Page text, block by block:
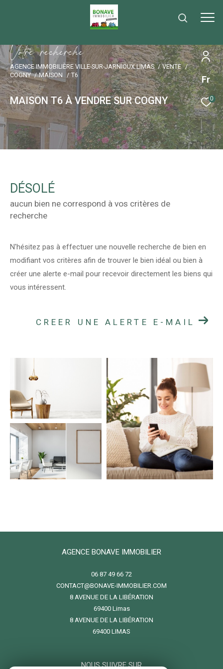
Fr
0
Votre recherche
AGENCE IMMOBILIÈRE VILLE-SUR-JARNIOUX LIMAS
VENTE
COGNY
MAISON T6
MAISON T6 À VENDRE SUR COGNY
DÉSOLÉ
aucun bien ne correspond à vos critères de
recherche
N'hésitez pas à effectuer une nouvelle recherche de bien en
modifiant vos critères afin de trouver le bien idéal ou bien à
créer une alerte e-mail pour recevoir directement les biens qui
vous intéressent.
CREER UNE ALERTE E-MAIL
AGENCE BONAVE IMMOBILIER
06 87 49 66 72
CONTACT@BONAVE-IMMOBILIER.COM
8 AVENUE DE LA LIBÉRATION
69400
limas
8 AVENUE DE LA LIBÉRATION
69400 LIMAS
NOUS SUIVRE SUR